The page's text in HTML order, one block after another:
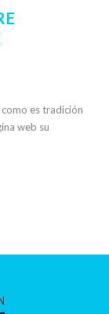
es tradición
web su